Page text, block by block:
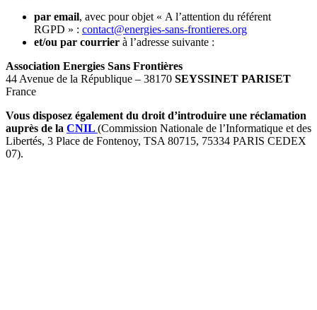
par email, avec pour objet « A l’attention du référent
RGPD » : contact@energies-sans-frontieres.org
et/ou par courrier à l’adresse suivante :
Association Energies Sans Frontières
44 Avenue de la République – 38170 SEYSSINET PARISET
France
Vous disposez également du droit d’introduire une réclamation
auprès de la CNIL (Commission Nationale de l’Informatique et des
Libertés, 3 Place de Fontenoy, TSA 80715, 75334 PARIS CEDEX
07).